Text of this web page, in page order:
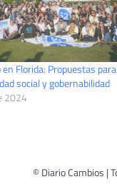
Florida: Propuestas para
social y gobernabilidad
2024